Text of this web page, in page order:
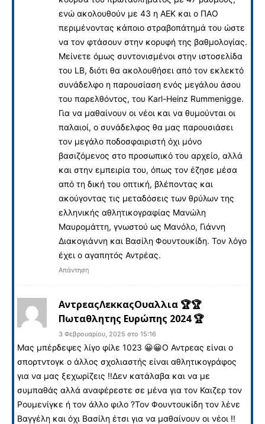
ενώ ακολουθούν με 43 η ΑΕΚ και ο ΠΑΟ
περιμένοντας κάποιο στραβοπάτημά του ώστε
να τον φτάσουν στην κορυφή της βαθμολογίας.
Μείνετε όμως συντονισμένοι στην ιστοσελίδα
του LB, διότι θα ακολουθήσει από τον εκλεκτό
συνάδελφο η παρουσίαση ενός μεγάλου άσου
του παρελθόντος, του Karl-Heinz Rummenigge.
Για να μαθαίνουν οι νέοι και να θυμούνται οι
παλαιοί, ο συνάδελφος θα μας παρουσιάσει
τον μεγάλο ποδοσφαιριστή όχι μόνο
βασιζόμενος στο προσωπικό του αρχείο, αλλά
και στην εμπειρία του, όπως τον έζησε μέσα
από τη δική του οπτική, βλέποντας και
ακούγοντας τις μεταδόσεις των θρύλων της
ελληνικής αθλητικογραφίας Μανώλη
Μαυρομάττη, γνωστού ως Μανόλο, Γιάννη
Διακογιάννη και Βασίλη Φουντουκίδη. Τον λόγο
έχει ο αγαπητός Αντρέας.
Απάντηση
ΑντρεαςΛεκκαςΟυαλλια 🏆🏆
Πωταθλητης Ευρώπης 2024 🏆
3 Φεβρουαρίου, 2025 στο 15:16
Μας μπέρδεψες λίγο φίλε 1023 😀😀Ο Αντρεας είναι ο
σπορτντογκ ο άλλος σχολιαστής είναι αθλητικογράφος
για να μας ξεχωρίζεις !!Δεν κατάλαβα και να με
συμπαθάς αλλά αναφέρεστε σε μένα για τον Καιζερ τον
Ρουμενίγκε ή τον άλλο φιλο ?Τον Φουντουκίδη τον λένε
Βαγγέλη και όχι Βασίλη έτσι για να μαθαίνουν οι νέοι !!